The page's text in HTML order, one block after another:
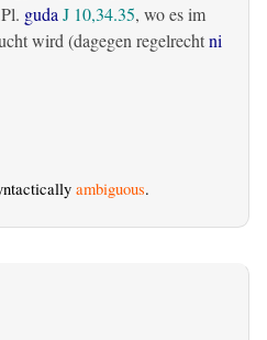
guda J 10,34.35, wo es im
wird (dagegen regelrechtni
ambiguous.